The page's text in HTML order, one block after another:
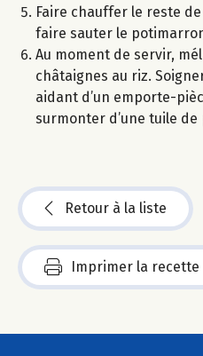
Faire chauffer le reste
faire sauter le
Au moment de servir,
châtaignes au riz.
aidant d’un emporte-
surmonter d’une tuile de
Retour à la liste
Imprimer la recette